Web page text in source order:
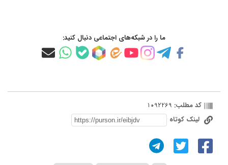
ما را در شبکه‌های اجتماعی دنبال کنید:
کد مطلب: 1092269
لینک کوتاه